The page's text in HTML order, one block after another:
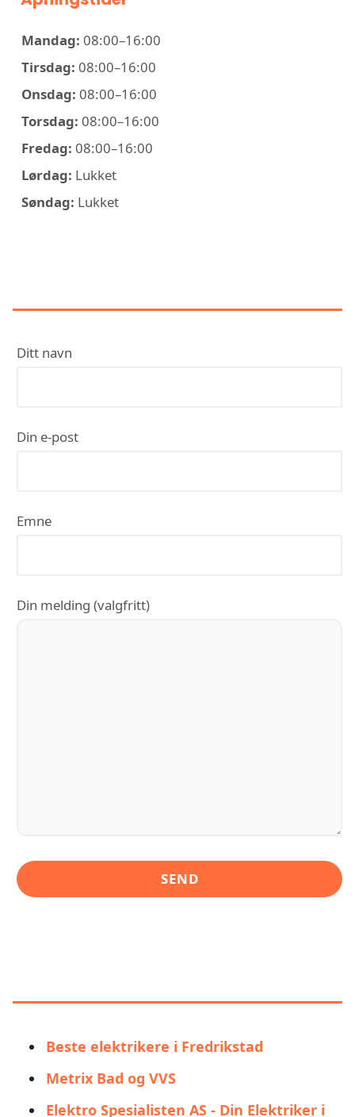
Mandag: 08:00–16:00
Tirsdag: 08:00–16:00
Onsdag: 08:00–16:00
Torsdag: 08:00–16:00
Fredag: 08:00–16:00
Lørdag: Lukket
Søndag: Lukket
Ditt navn
Din e-post
Emne
Din melding (valgfritt)
Beste elektrikere i Fredrikstad
Metrix Bad og VVS
Elektro Spesialisten AS - Din Elektriker i